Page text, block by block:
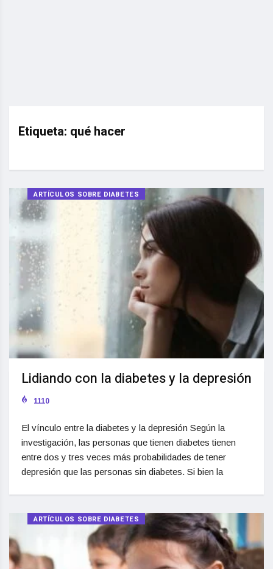
Etiqueta: qué hacer
ARTÍCULOS SOBRE DIABETES
Lidiando con la diabetes y la depresión
1110
El vínculo entre la diabetes y la depresión Según la
investigación, las personas que tienen diabetes tienen
entre dos y tres veces más probabilidades de tener
depresión que las personas sin diabetes. Si bien la
ARTÍCULOS SOBRE DIABETES